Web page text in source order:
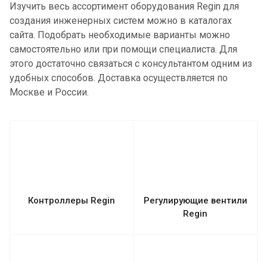
Изучить весь ассортимент оборудования Regin для
создания инженерных систем можно в каталогах
сайта. Подобрать необходимые варианты можно
самостоятельно или при помощи специалиста. Для
этого достаточно связаться с консультантом одним из
удобных способов. Доставка осуществляется по
Москве и России.
Контроллеры Regin
Регулирующие вентили
Regin